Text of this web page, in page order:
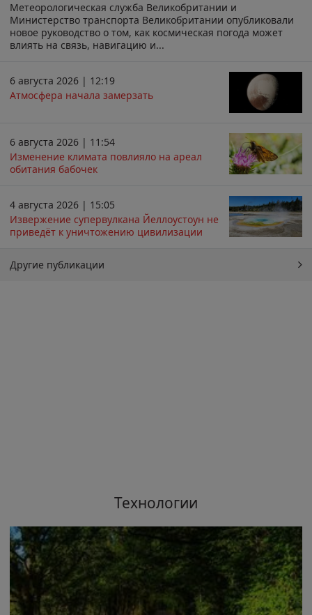
Метеорологическая служба Великобритании и
Министерство транспорта Великобритании опубликовали
новое руководство о том, как космическая погода может
влиять на связь, навигацию и...
6 августа 2026 | 12:19
Атмосфера начала замерзать
6 августа 2026 | 11:54
Изменение климата повлияло на ареал
обитания бабочек
4 августа 2026 | 15:05
Извержение супервулкана Йеллоустоун не
приведёт к уничтожению цивилизации
Другие публикации
Технологии